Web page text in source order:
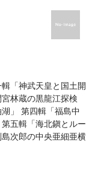
「神武天皇と国土開
宮林蔵の黒龍江探検
」 第四輯「福島中
五輯「海北鎭とルー
次郎の中央亜細亜横